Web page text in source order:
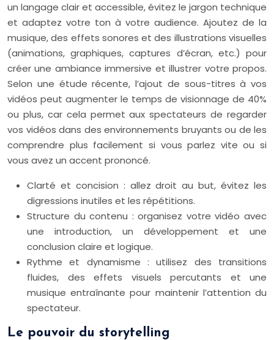
un langage clair et accessible, évitez le jargon technique
et adaptez votre ton à votre audience. Ajoutez de la
musique, des effets sonores et des illustrations visuelles
(animations, graphiques, captures d’écran, etc.) pour
créer une ambiance immersive et illustrer votre propos.
Selon une étude récente, l’ajout de sous-titres à vos
vidéos peut augmenter le temps de visionnage de 40%
ou plus, car cela permet aux spectateurs de regarder
vos vidéos dans des environnements bruyants ou de les
comprendre plus facilement si vous parlez vite ou si
vous avez un accent prononcé.
Clarté et concision : allez droit au but, évitez les
digressions inutiles et les répétitions.
Structure du contenu : organisez votre vidéo avec
une introduction, un développement et une
conclusion claire et logique.
Rythme et dynamisme : utilisez des transitions
fluides, des effets visuels percutants et une
musique entraînante pour maintenir l’attention du
spectateur.
Le pouvoir du storytelling